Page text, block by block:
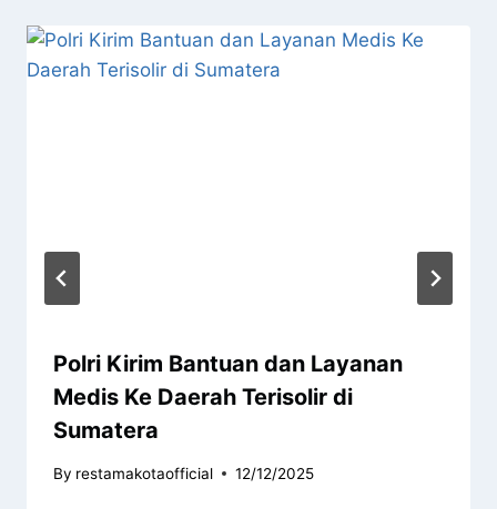
Polri Kirim Bantuan dan Layanan
Medis Ke Daerah Terisolir di
Sumatera
By restamakotaofficial 12/12/2025